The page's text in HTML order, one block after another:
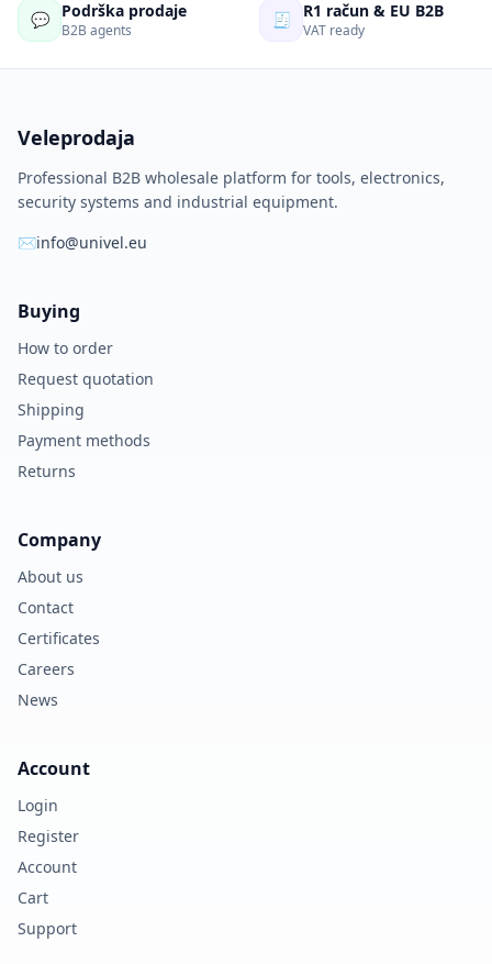
💬 Podrška prodaje
B2B agents
🧾 R1 račun & EU B2B
VAT ready
Veleprodaja
Professional B2B wholesale platform for tools, electronics,
security systems and industrial equipment.
✉info@univel.eu
Buying
How to order
Request quotation
Shipping
Payment methods
Returns
Company
About us
Contact
Certificates
Careers
News
Account
Login
Register
Account
Cart
Support